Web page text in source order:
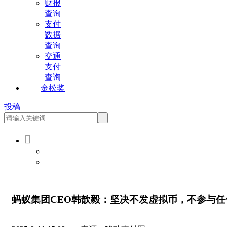
财报
查询
支付
数据
查询
交通
支付
查询
金松奖
投稿

蚂蚁集团CEO韩歆毅：坚决不发虚拟币，不参与